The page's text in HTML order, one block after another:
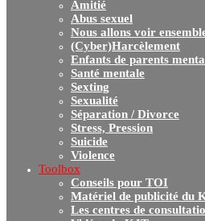
Amitié
Abus sexuel
Nous allons voir
(Cyber)Harcèlement
Enfants de parents
Santé mentale
Sexting
Sexualité
Séparation / Divorce
Stress, Pression
Suicide
Violence
Toolbox
Conseils pour TOI
Matériel de publicité du
Les centres de